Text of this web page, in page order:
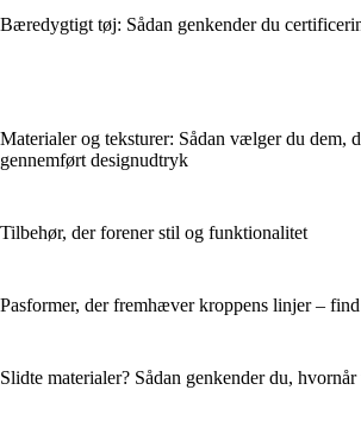
Bæredygtigt tøj: Sådan genkender du
Materialer og teksturer: Sådan vælger du dem,
gennemført designudtryk
Tilbehør, der forener stil og funktionalitet
Pasformer, der fremhæver kroppens linjer –
Slidte materialer? Sådan genkender du,